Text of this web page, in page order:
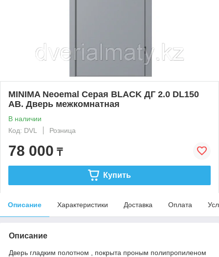
MINIMA Neoemal Серая BLACK ДГ 2.0 DL150
AB. Дверь межкомнатная
В наличии
Код: DVL
Розница
78 000 ₸
Купить
Описание Характеристики Доставка Оплата
Описание
Дверь гладким полотном , покрыта проным полипропиленом